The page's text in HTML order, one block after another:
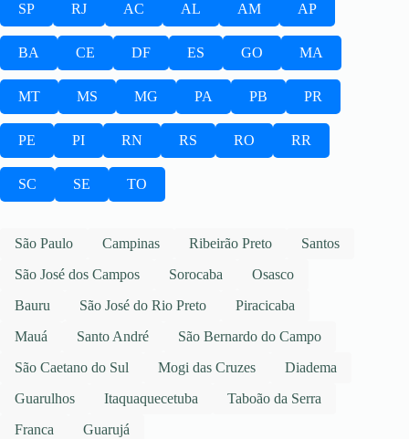
SP RJ AC AL AM AP
BA CE DF ES GO MA
MT MS MG PA PB PR
PE PI RN RS RO RR
SC SE TO
São Paulo Campinas Ribeirão Preto
Santos
São José dos Campos
Sorocaba
Osasco
Bauru
São José do Rio Preto
Piracicaba
Mauá
Santo André
São Bernardo do Campo
São Caetano do Sul
Mogi das Cruzes
Diadema
Guarulhos
Itaquaquecetuba
Taboão da Serra
Franca
Guarujá